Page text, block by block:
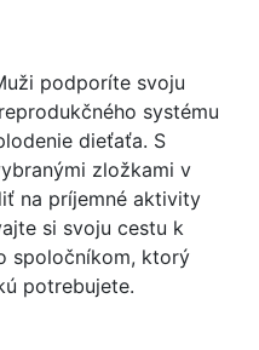
podporíte svoju
systému
dieťaťa. S
zložkami v
na príjemné aktivity
si svoju cestu k
spoločníkom, ktorý
potrebujete.